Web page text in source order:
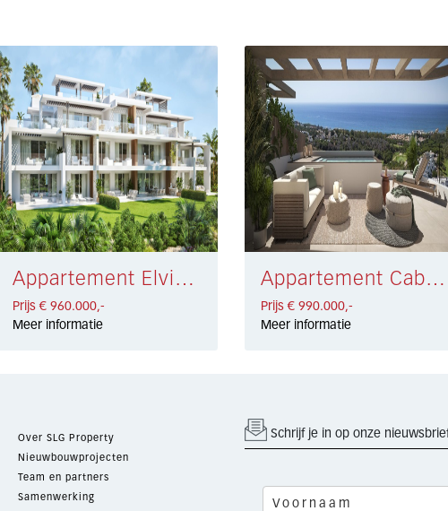
Appartement Elviria Alta € 960.000,-
Prijs € 960.000,-
Meer informatie
Appartement Cabopino € 990.000,-
Prijs € 990.000,-
Meer informatie
Over SLG Property
Nieuwbouwprojecten
Team en partners
Samenwerking
Schrijf je in op onze